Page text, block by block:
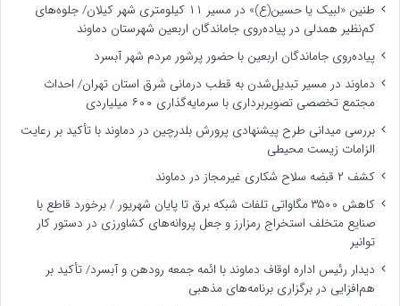
طنین «لبیک یا حسین(ع)» در مسیر ۱۱ کیلومتری شهر کیلان/ جلوه‌های
کم‌نظیر همدلی در پیاده‌روی جاماندگان اربعین شهرستان دماوند
پیاده‌روی جاماندگان اربعین با حضور پرشور مردم شهر آبسرد
دماوند در مسیر تبدیل‌شدن به قطب درمانی شرق استان تهران/ احداث
مجتمع تخصصی تصویربرداری با سرمایه‌گذاری ۶۰۰ میلیاردی
بررسی میدانی طرح پیشنهادی پرورش بلدرچین در دماوند با تأکید بر رعایت
الزامات زیست ‌محیطی
کشف ۲ قبضه سلاح شکاری غیرمجاز در دماوند
کاهش ۳۵۰۰ مگاواتی تلفات شبکه برق تا پایان شهریور / برخورد قاطع با
صنایع متخلف استخراج رمزارز و جعل پروانه‌های کشاورزی در دستور کار
توانیر
دیدار رئیس اداره اوقاف دماوند با ائمه جمعه رودهن و آبسرد/ تأکید بر
هم‌افزایی در برگزاری برنامه‌های مذهبی